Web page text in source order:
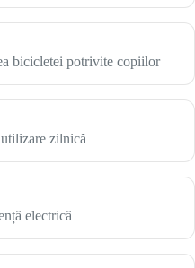
bicicletei potrivite copiilor
zilnică
electrică